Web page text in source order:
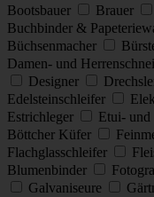
Bootsbauer
Brauer
Buchbinder &
Büchsenmacher
Damen- und
Designer
Edelsteinschleifer
Estrichleger
Etui- und
Böttcher Küfer
Flachglasschleifer
Blumenbinder
Galvaniseure